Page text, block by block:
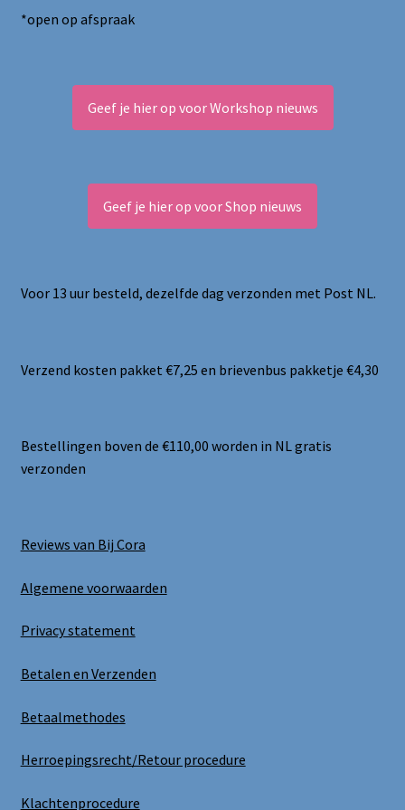
*open op afspraak
Geef je hier op voor Workshop nieuws
Geef je hier op voor Shop nieuws
Voor 13 uur besteld, dezelfde dag verzonden met Post NL.
Verzend kosten pakket €7,25 en brievenbus pakketje €4,30
Bestellingen boven de €110,00 worden in NL gratis
verzonden
Reviews van Bij Cora
Algemene voorwaarden
Privacy statement
Betalen en Verzenden
Betaalmethodes
Herroepingsrecht/Retour procedure
Klachtenprocedure